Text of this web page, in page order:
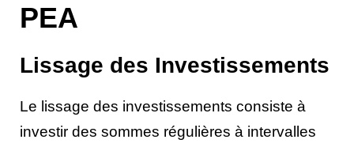
PEA
Lissage des Investissements
Le lissage des investissements consiste à
investir des sommes régulières à intervalles